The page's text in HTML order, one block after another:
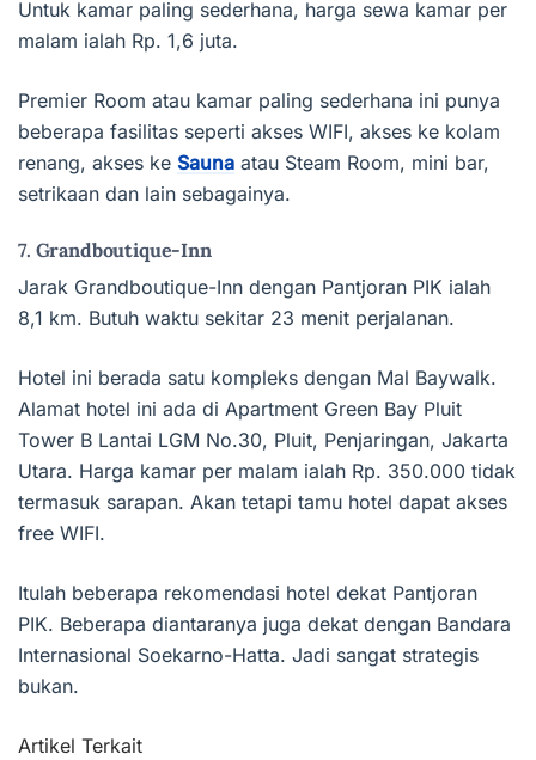
Untuk kamar paling sederhana, harga sewa kamar per
malam ialah Rp. 1,6 juta.
Premier Room atau kamar paling sederhana ini punya
beberapa fasilitas seperti akses WIFI, akses ke kolam
renang, akses ke Sauna atau Steam Room, mini bar,
setrikaan dan lain sebagainya.
7. Grandboutique-Inn
Jarak Grandboutique-Inn dengan Pantjoran PIK ialah
8,1 km. Butuh waktu sekitar 23 menit perjalanan.
Hotel ini berada satu kompleks dengan Mal Baywalk.
Alamat hotel ini ada di Apartment Green Bay Pluit
Tower B Lantai LGM No.30, Pluit, Penjaringan, Jakarta
Utara. Harga kamar per malam ialah Rp. 350.000 tidak
termasuk sarapan. Akan tetapi tamu hotel dapat akses
free WIFI.
Itulah beberapa rekomendasi hotel dekat Pantjoran
PIK. Beberapa diantaranya juga dekat dengan Bandara
Internasional Soekarno-Hatta. Jadi sangat strategis
bukan.
Artikel Terkait